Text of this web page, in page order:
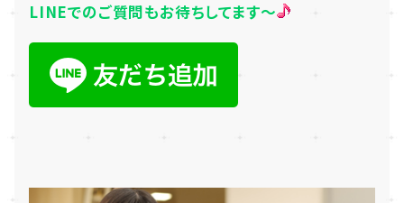
LINEでのご質問もお待ちしてます～